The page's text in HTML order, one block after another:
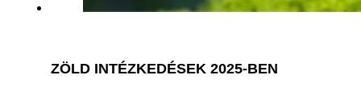
ZÖLD INTÉZKEDÉSEK 2025-BEN